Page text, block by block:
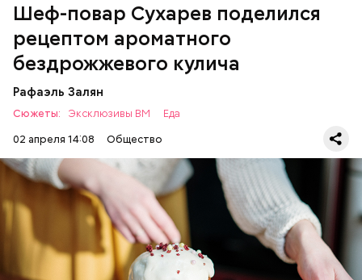
Шеф-повар Сухарев поделился
рецептом ароматного
бездрожжевого кулича
Рафаэль Залян
Сюжеты: Эксклюзивы ВМ
Еда
02 апреля 14:08
Общество
Первый необычный рецепт кулича несколько
отличается от классической рецептуры, так как
содержит нестандартную начинку: